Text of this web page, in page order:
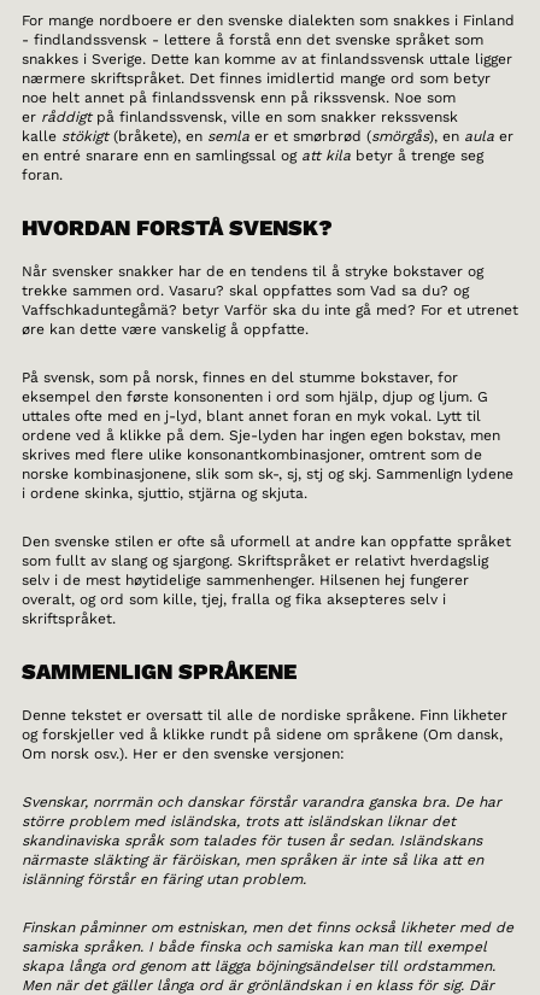
For mange nordboere er den svenske dialekten som snakkes i Finland
- findlandssvensk - lettere å forstå enn det svenske språket som
snakkes i Sverige. Dette kan komme av at finlandssvensk uttale ligger
nærmere skriftspråket. Det finnes imidlertid mange ord som betyr
noe helt annet på finlandssvensk enn på rikssvensk. Noe som
er råddigtpå finlandssvensk, ville en som snakker rekssvensk
kalle stökigt(bråkete), en semlaer et smørbrød (smörgås), en aulaer
en entré snarare enn en samlingssal og att kilabetyr å trenge seg
foran.
HVORDAN FORSTÅ SVENSK?
Når svensker snakker har de en tendens til å stryke bokstaver og
trekke sammen ord. Vasaru? skal oppfattes som Vad sa du? og
Vaffschkaduntegåmä? betyr Varför ska du inte gå med? For et utrenet
øre kan dette være vanskelig å oppfatte.
På svensk, som på norsk, finnes en del stumme bokstaver, for
eksempel den første konsonenten i ord som hjälp, djup og ljum. G
uttales ofte med en j-lyd, blant annet foran en myk vokal. Lytt til
ordene ved å klikke på dem. Sje-lyden har ingen egen bokstav, men
skrives med flere ulike konsonantkombinasjoner, omtrent som de
norske kombinasjonene, slik som sk-, sj, stj og skj. Sammenlign lydene
i ordene skinka, sjuttio, stjärna og skjuta.
Den svenske stilen er ofte så uformell at andre kan oppfatte språket
som fullt av slang og sjargong. Skriftspråket er relativt hverdagslig
selv i de mest høytidelige sammenhenger. Hilsenen hej fungerer
overalt, og ord som kille, tjej, fralla og fika aksepteres selv i
skriftspråket.
SAMMENLIGN SPRÅKENE
Denne tekstet er oversatt til alle de nordiske språkene. Finn likheter
og forskjeller ved å klikke rundt på sidene om språkene (Om dansk,
Om norsk osv.). Her er den svenske versjonen:
Svenskar, norrmän och danskar förstår varandra ganska bra. De har
större problem med isländska, trots att isländskan liknar det
skandinaviska språk som talades för tusen år sedan. Isländskans
närmaste släkting är färöiskan, men språken är inte så lika att en
islänning förstår en färing utan problem.
Finskan påminner om estniskan, men det finns också likheter med de
samiska språken. I både finska och samiska kan man till exempel
skapa långa ord genom att lägga böjningsändelser till ordstammen.
Men när det gäller långa ord är grönländskan i en klass för sig. Där